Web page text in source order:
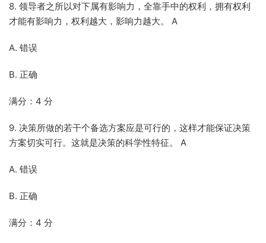
8. 领导者之所以对下属有影响力，全靠手中的权利，拥有权利
才能有影响力，权利越大，影响力越大。 A
A. 错误
B. 正确
满分：4 分
9. 决策所做的若干个备选方案应是可行的，这样才能保证决策
方案切实可行。这就是决策的科学性特征。 A
A. 错误
B. 正确
满分：4 分